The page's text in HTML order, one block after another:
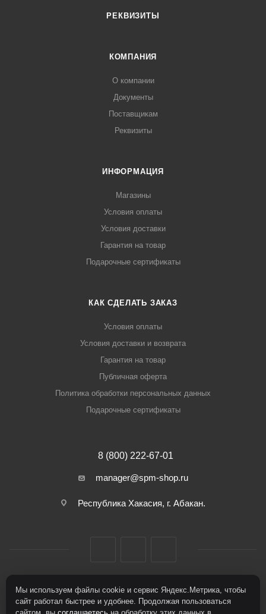
РЕКВИЗИТЫ
КОМПАНИЯ
О компании
Документы
Поставщикам
Реквизиты
ИНФОРМАЦИЯ
Магазины
Условия оплаты
Условия доставки
Гарантия на товар
Подарочные сертификаты
КАК СДЕЛАТЬ ЗАКАЗ
Условия оплаты
Условия доставки и возврата
Гарантия на товар
Публичная оферта
Политика обработки персональных данных
Подарочные сертификаты
8 (800) 222-67-01
manager@spm-shop.ru
Республика Хакасия, г. Абакан.
2026 © Спорт+Мода
Мы используем файлы cookie и сервис Яндекс.Метрика, чтобы
сайт работал быстрее и удобнее. Продолжая пользоваться